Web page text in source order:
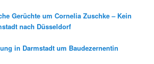
Gerüchte um Cornelia Zuschke – Kein
nach Düsseldorf
in Darmstadt um Baudezernentin